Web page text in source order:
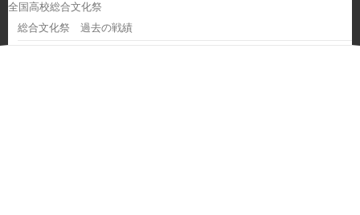
全国高校総合文化祭
総合文化祭 過去の戦績